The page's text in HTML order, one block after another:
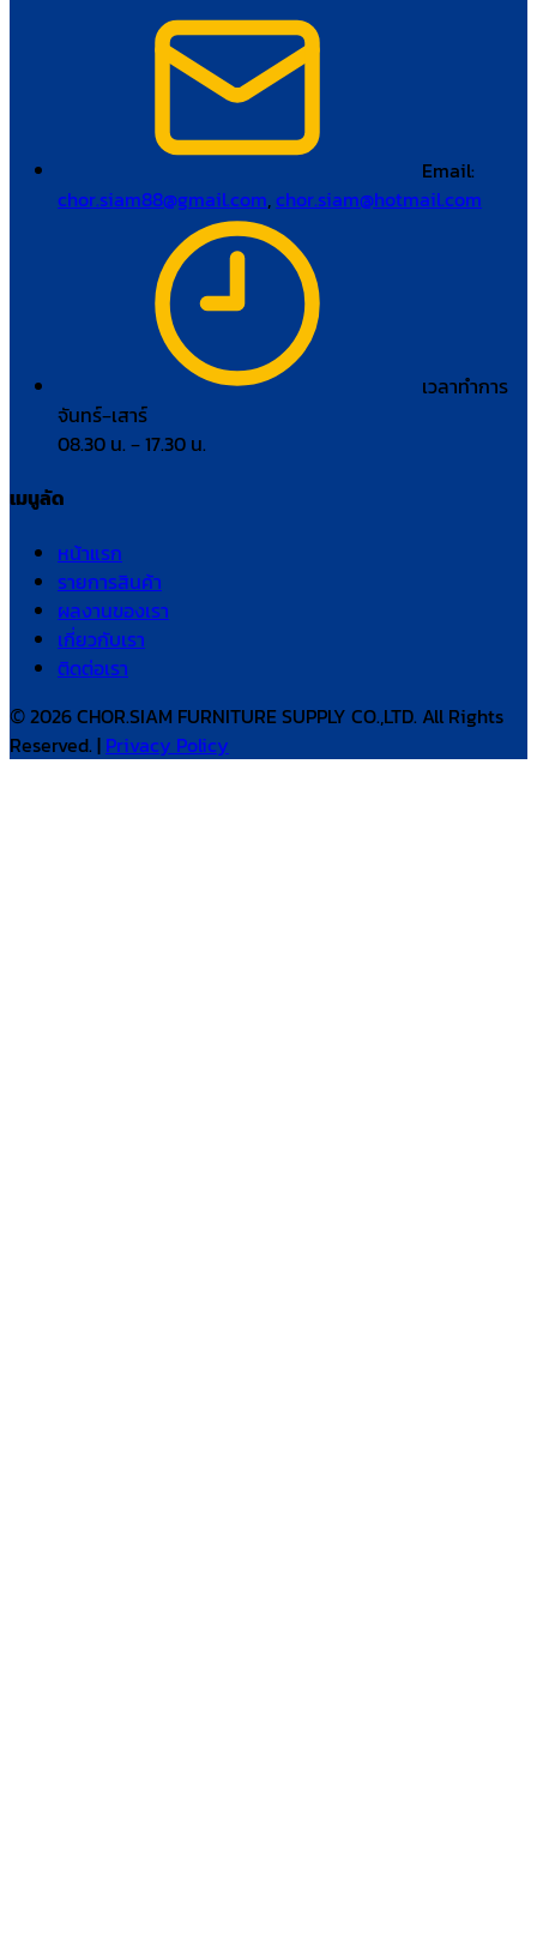
Email:
chor.siam88@gmail.com,chor.siam@hotmail.com
เวลาทำการ
จันทร์–เสาร์
08.30 น. – 17.30 น.
เมนูลัด
หน้าแรก
รายการสินค้า
ผลงานของเรา
เกี่ยวกับเรา
ติดต่อเรา
© 2026 CHOR.SIAM FURNITURE SUPPLY CO.,LTD. All Rights
Reserved. | Privacy Policy